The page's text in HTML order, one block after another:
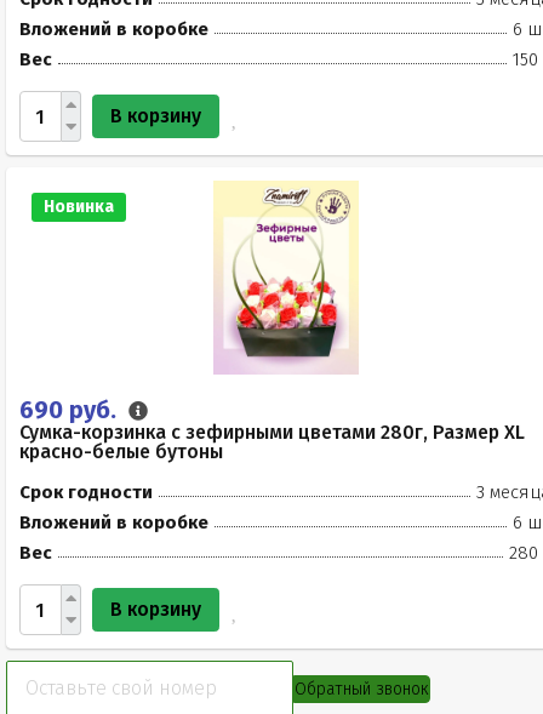
Вложений в коробке
6
Вес
150
В корзину
Новинка
690 руб.
Сумка-корзинка с зефирными цветами 280г, Размер XL
красно-белые бутоны
Срок годности
3
Вложений в коробке
6
Вес
280
В корзину
Обратный звонок